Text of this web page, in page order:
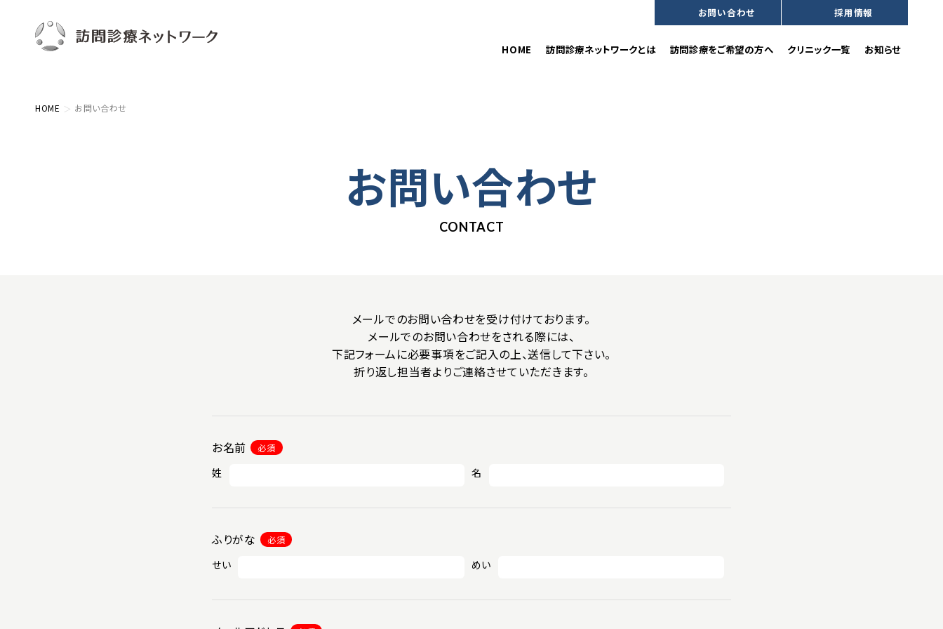
お問い合わせ 採用情報
HOME 訪問診療ネットワークとは 沿革
訪問診療をご希望の方へ
訪問診療をご希望の方へ 訪問歯科診療をご希望の方へ クリニック一覧 お知らせ
HOME お問い合わせ
お問い合わせ
CONTACT
メールでのお問い合わせを受け付けております。
メールでのお問い合わせをされる際には、
下記フォームに必要事項をご記入の上、送信して下さい。
折り返し担当者よりご連絡させていただきます。
お名前 必須
姓 名
ふりがな 必須
せい めい